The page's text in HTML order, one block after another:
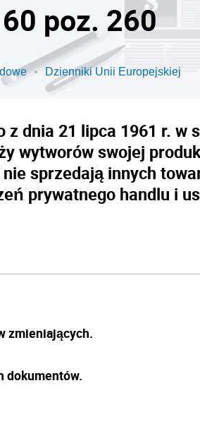
poz. 260
Dzienniki Unii Europejskiej
dnia 21 lipca 1961 r. w
wytworów swojej
sprzedają innych
prywatnego handlu i
zmieniających.
dokumentów.